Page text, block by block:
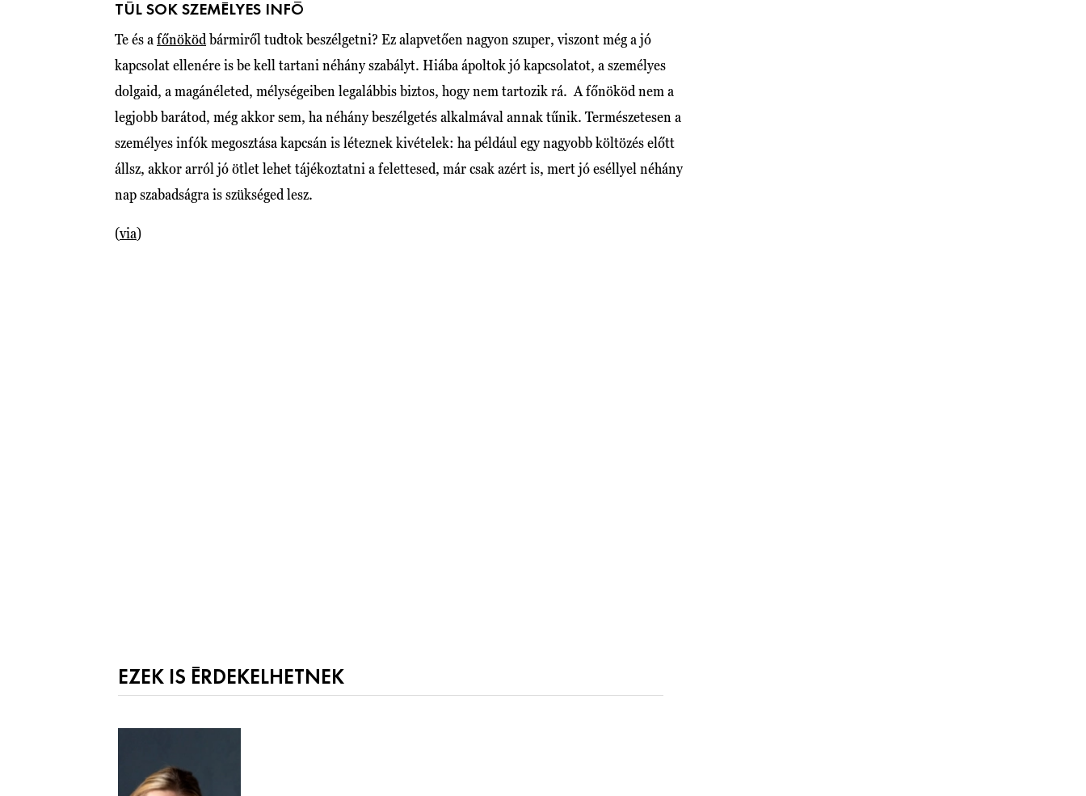
TÚL SOK SZEMÉLYES INFÓ
Te és a főnököd bármiről tudtok beszélgetni? Ez alapvetően nagyon szuper, viszont még a jó
kapcsolat ellenére is be kell tartani néhány szabályt. Hiába ápoltok jó kapcsolatot, a személyes
dolgaid, a magánéleted, mélységeiben legalábbis biztos, hogy nem tartozik rá. A főnököd nem a
legjobb barátod, még akkor sem, ha néhány beszélgetés alkalmával annak tűnik. Természetesen a
személyes infók megosztása kapcsán is léteznek kivételek: ha például egy nagyobb költözés előtt
állsz, akkor arról jó ötlet lehet tájékoztatni a felettesed, már csak azért is, mert jó eséllyel néhány
nap szabadságra is szükséged lesz.
(via)
EZEK IS ÉRDEKELHETNEK